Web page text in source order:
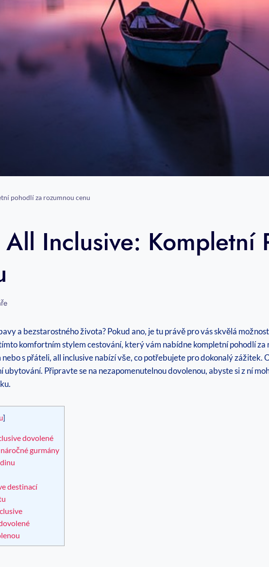
pohodlí za rozumnou cenu
All Inclusive: Kompletní
a bezstarostného ⁣života? Pokud ano, je tu právě pro vás skvělá
komfortním stylem cestování, který vám nabídne kompletní pohodlí za
s přáteli, all inclusive nabízí vše, ​co potřebujete⁣ pro dokonalý zážitek.
Připravte se na nezapomenutelnou dovolenou, abyste si z ní
]
‍dovolené
gurmány
destinací